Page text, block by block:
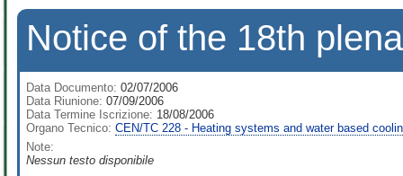
Notice of the 18th
Data Documento: 02/07/2006
Data Riunione: 07/09/2006
Data Termine Iscrizione: 18/08/2006
Organo Tecnico: CEN/TC 228 - Heating systems and water based
Note:
Nessun testo disponibile